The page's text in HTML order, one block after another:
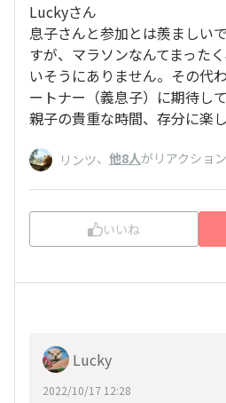
Luckyさん
息子さんと参加とは羨ましい
すが、マラソンなんてまった
いそうにありません。その代
ートナー（義息子）に期待し
親子の貴重な時間、存分に楽
リンツ、 他8人がリアクション
いいね
Lucky
2022/10/17 12:28